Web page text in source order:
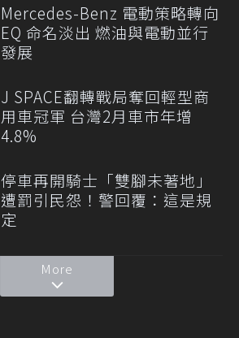
Mercedes-Benz 電動策略轉向
EQ 命名淡出 燃油與電動並行
發展
J SPACE翻轉戰局奪回輕型商
用車冠軍 台灣2月車市年增
4.8%
停車再開騎士「雙腳未著地」
遭罰引民怨！警回覆：這是規
定
More